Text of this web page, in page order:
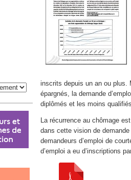
inscrits depuis un an ou plus.
épargnés, la demande
diplômés et les moins
La récurrence au chômage
dans cette vision de
demandeurs d’emploi de
d’emploi a eu d’inscriptions